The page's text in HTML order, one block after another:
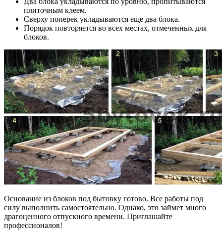
плиточным клеем.
Сверху поперек укладываются еще два блока.
Порядок повторяется во всех местах, отмеченных для
блоков.
Основание из блоков под бытовку готово. Все работы под
силу выполнить самостоятельно. Однако, это займет много
драгоценного отпускного времени. Приглашайте
профессионалов!